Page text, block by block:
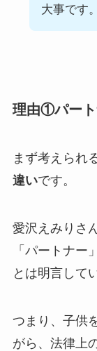
大事です。
理由①パート
まず考えられ
違いです。
愛沢えみりさ
「パートナー
とは明言して
つまり、子供
がら、法律上